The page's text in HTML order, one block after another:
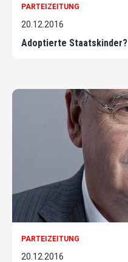
PARTEIZEITUNG
20.12.2016
Adoptierte
PARTEIZEITUNG
20.12.2016